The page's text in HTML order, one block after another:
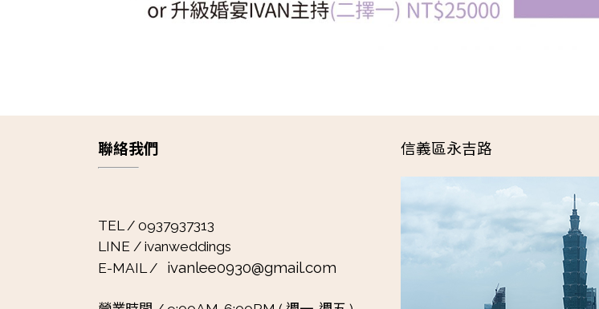
聯絡我們
TEL / 0937937313
LINE / ivanweddings
E-MAIL / ivanlee0930@gmail.com
信義區永吉路